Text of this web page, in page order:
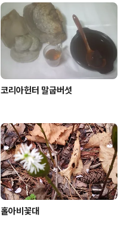
코리아헌터 말굽버섯
홀아비꽃대